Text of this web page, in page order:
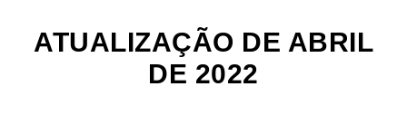
ATUALIZAÇÃO DE ABRIL
DE 2022